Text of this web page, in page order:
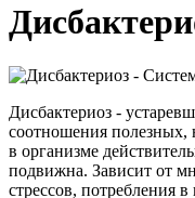
Дисбактериоз -
соотношения полезных,
в организме
подвижна. Зависит от
стрессов, потребления